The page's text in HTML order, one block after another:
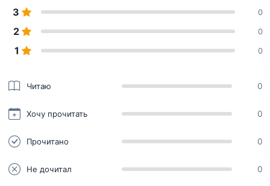
3 0
2 0
1 0
Читаю 0
Хочу прочитать 0
Прочитано 0
Не дочитал 0